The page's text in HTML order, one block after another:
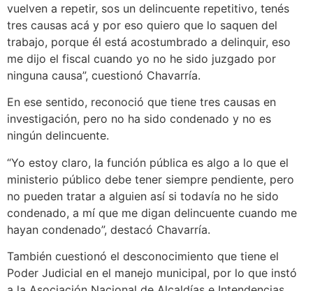
vuelven a repetir, sos un delincuente repetitivo, tenés
tres causas acá y por eso quiero que lo saquen del
trabajo, porque él está acostumbrado a delinquir, eso
me dijo el fiscal cuando yo no he sido juzgado por
ninguna causa”, cuestionó Chavarría.
En ese sentido, reconoció que tiene tres causas en
investigación, pero no ha sido condenado y no es
ningún delincuente.
“Yo estoy claro, la función pública es algo a lo que el
ministerio público debe tener siempre pendiente, pero
no pueden tratar a alguien así si todavía no he sido
condenado, a mí que me digan delincuente cuando me
hayan condenado”, destacó Chavarría.
También cuestionó el desconocimiento que tiene el
Poder Judicial en el manejo municipal, por lo que instó